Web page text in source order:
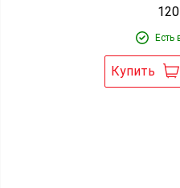
120
Есть
Купить